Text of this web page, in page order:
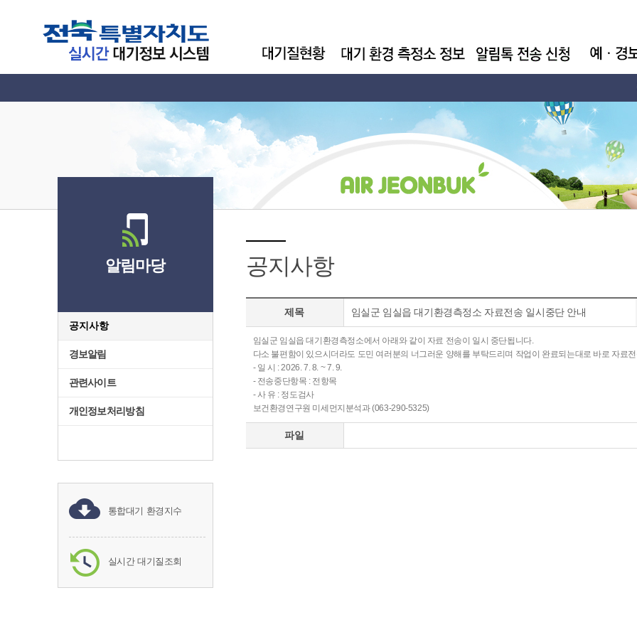
알림마당
공지사항
경보알림
관련사이트
개인정보처리방침
통합대기 환경지수
실시간 대기질조회
공지사항
제목 임실군 임실읍 대기환경측정소 자료전송 일시중단 안내
임실군 임실읍 대기환경측정소에서 아래와 같이 자료 전송이 일시 중단됩니다.
다소 불편함이 있으시더라도 도민 여러분의 너그러운 양해를 부탁드리며 작업이 완료되는대로 바로 자료
- 일 시 : 2026. 7. 8. ~ 7. 9.
- 전송중단항목 : 전항목
- 사 유 : 정도검사
보건환경연구원 미세먼지분석과 (063-290-5325)
파일